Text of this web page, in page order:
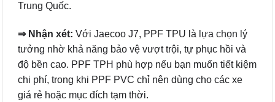
Trung Quốc.
⇒ Nhận xét: Với Jaecoo J7, PPF TPU là lựa chọn lý
tưởng nhờ khả năng bảo vệ vượt trội, tự phục hồi và
độ bền cao. PPF TPH phù hợp nếu bạn muốn tiết kiệm
chi phí, trong khi PPF PVC chỉ nên dùng cho các xe
giá rẻ hoặc mục đích tạm thời.